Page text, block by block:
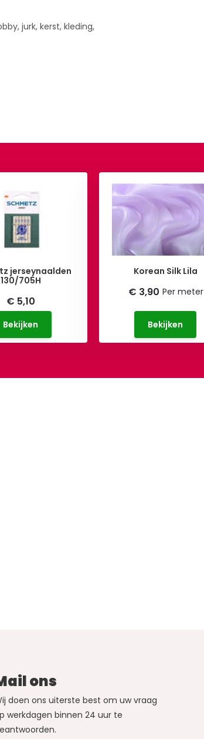
jurk, kerst, kleding,
jerseynaalden
130/705H
€ 5,10
Bekijken
Korean Silk Lila
€ 3,90 Per meter
Bekijken
ons
doen ons uiterste best om uw vraag
werkdagen binnen 24 uur te